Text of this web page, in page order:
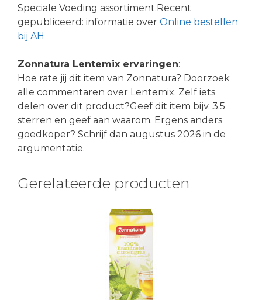
Speciale Voeding assortiment.Recent
gepubliceerd: informatie over Online bestellen
bij AH
Zonnatura Lentemix ervaringen:
Hoe rate jij dit item van Zonnatura? Doorzoek
alle commentaren over Lentemix. Zelf iets
delen over dit product?Geef dit item bijv. 3.5
sterren en geef aan waarom. Ergens anders
goedkoper? Schrijf dan augustus 2026 in de
argumentatie.
Gerelateerde producten